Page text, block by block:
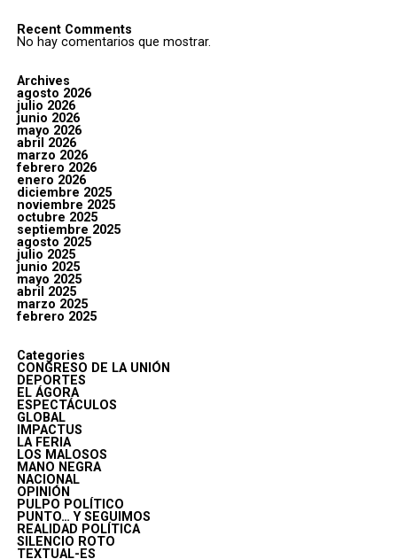
Recent Comments
No hay comentarios que mostrar.
Archives
agosto 2026
julio 2026
junio 2026
mayo 2026
abril 2026
marzo 2026
febrero 2026
enero 2026
diciembre 2025
noviembre 2025
octubre 2025
septiembre 2025
agosto 2025
julio 2025
junio 2025
mayo 2025
abril 2025
marzo 2025
febrero 2025
Categories
CONGRESO DE LA UNIÓN
DEPORTES
EL ÁGORA
ESPECTÁCULOS
GLOBAL
IMPACTUS
LA FERIA
LOS MALOSOS
MANO NEGRA
NACIONAL
OPINIÓN
PULPO POLÍTICO
PUNTO… Y SEGUIMOS
REALIDAD POLÍTICA
SILENCIO ROTO
TEXTUAL-ES